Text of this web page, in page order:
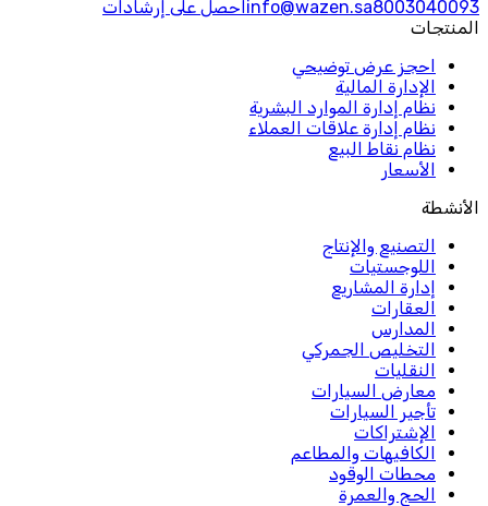
8003040093
info@wazen.saاحصل على إرشادات
المنتجات
احجز عرض توضيحي
الإدارة المالية
نظام إدارة الموارد البشرية
نظام إدارة علاقات العملاء
نظام نقاط البيع
الأسعار
الأنشطة
التصنيع والإنتاج
اللوجستيات
إدارة المشاريع
العقارات
المدارس
التخليص الجمركي
النقليات
معارض السيارات
تأجير السيارات
الإشتراكات
الكافيهات والمطاعم
محطات الوقود
الحج والعمرة